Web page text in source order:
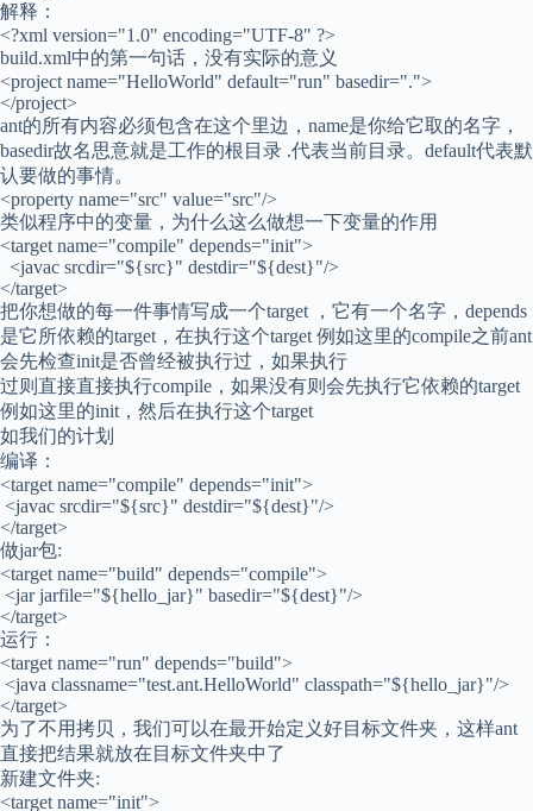
解释：
<?xml version="1.0" encoding="UTF-8" ?>
build.xml中的第一句话，没有实际的意义
<project name="HelloWorld" default="run" basedir=".">
</project>
ant的所有内容必须包含在这个里边，name是你给它取的名字，
basedir故名思意就是工作的根目录 .代表当前目录。default代表默
认要做的事情。
<property name="src" value="src"/>
类似程序中的变量，为什么这么做想一下变量的作用
<target name="compile" depends="init">
<javac srcdir="${src}" destdir="${dest}"/>
</target>
把你想做的每一件事情写成一个target ，它有一个名字，depends
是它所依赖的target，在执行这个target 例如这里的compile之前ant
会先检查init是否曾经被执行过，如果执行
过则直接直接执行compile，如果没有则会先执行它依赖的target
例如这里的init，然后在执行这个target
如我们的计划
编译：
<target name="compile" depends="init">
<javac srcdir="${src}" destdir="${dest}"/>
</target>
做jar包:
<target name="build" depends="compile">
<jar jarfile="${hello_jar}" basedir="${dest}"/>
</target>
运行：
<target name="run" depends="build">
<java classname="test.ant.HelloWorld" classpath="${hello_jar}"/>
</target>
为了不用拷贝，我们可以在最开始定义好目标文件夹，这样ant
直接把结果就放在目标文件夹中了
新建文件夹:
<target name="init">